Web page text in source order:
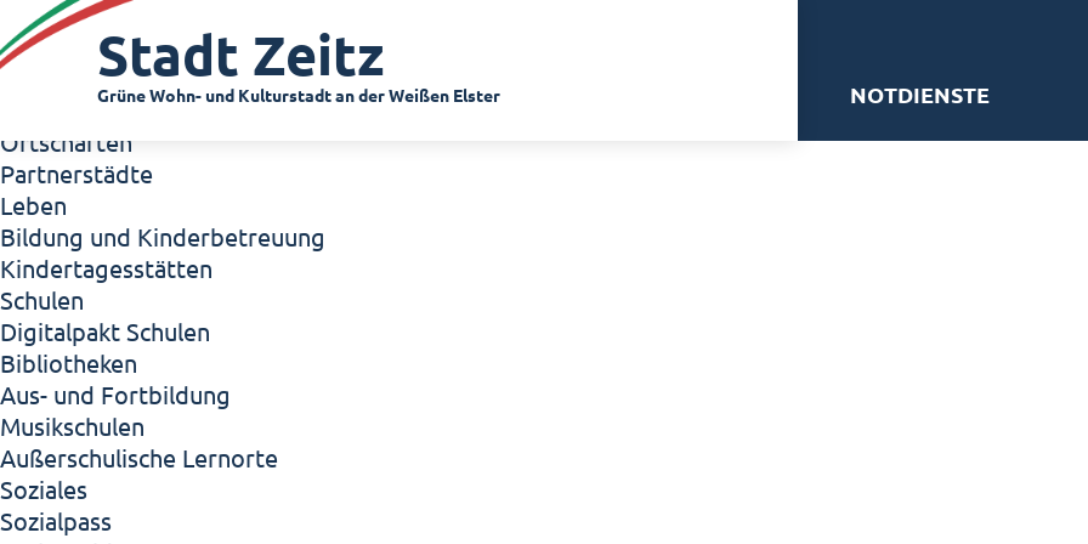
Zeitz - Die Kleinstadt
Willkommen in Zeitz!
Interview mit Oberbürgermeister Christian Thieme
Zeitz - Stadt der Zukunft
Ortschaften
Partnerstädte
Leben
Bildung und Kinderbetreuung
Kindertagesstätten
Schulen
Digitalpakt Schulen
Bibliotheken
Aus- und Fortbildung
Musikschulen
Außerschulische Lernorte
Soziales
Sozialpass
Stadt Zeitz
Grüne Wohn- und Kulturstadt an der Weißen Elster NOTDIENSTE